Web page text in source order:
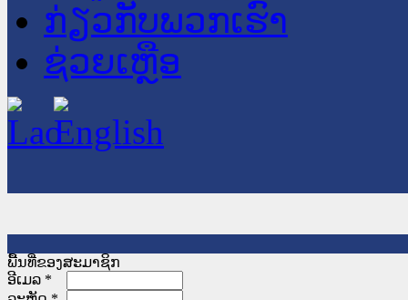
ກ່ຽວກັບພວກເຮົາ
ຊ່ວຍເຫຼືອ
ພື້ນທີ່ຂອງສະມາຊິກ
ອີເມລ *